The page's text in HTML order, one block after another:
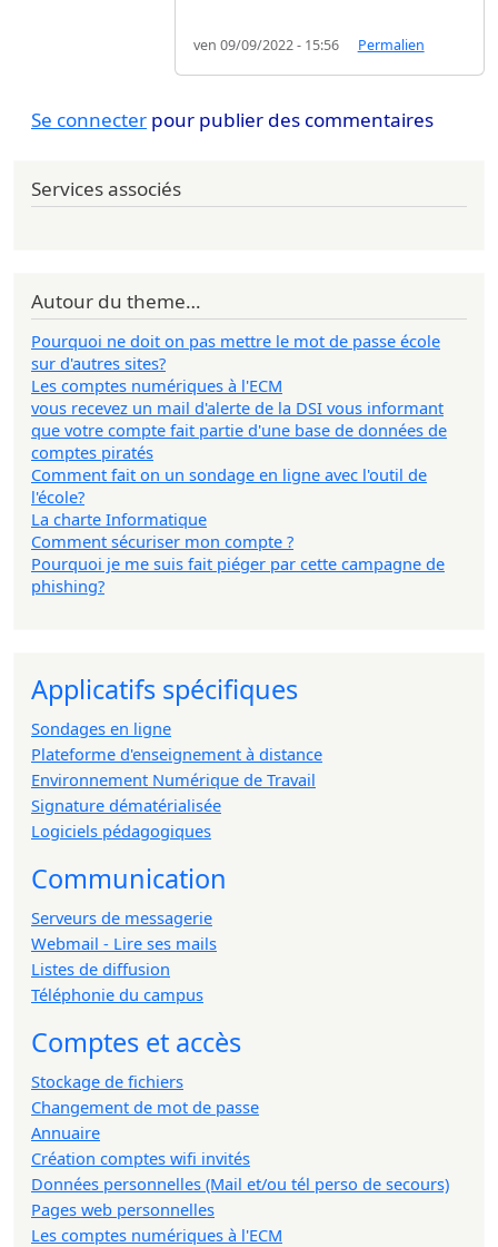
ven 09/09/2022 - 15:56 Permalien
Se connecter pour publier des commentaires
Services associés
Autour du theme…
Pourquoi ne doit on pas mettre le mot de passe école
sur d'autres sites?
Les comptes numériques à l'ECM
vous recevez un mail d'alerte de la DSI vous informant
que votre compte fait partie d'une base de données de
comptes piratés
Comment fait on un sondage en ligne avec l'outil de
l'école?
La charte Informatique
Comment sécuriser mon compte ?
Pourquoi je me suis fait piéger par cette campagne de
phishing?
Applicatifs spécifiques
Sondages en ligne
Plateforme d'enseignement à distance
Environnement Numérique de Travail
Signature dématérialisée
Logiciels pédagogiques
Communication
Serveurs de messagerie
Webmail - Lire ses mails
Listes de diffusion
Téléphonie du campus
Comptes et accès
Stockage de fichiers
Changement de mot de passe
Annuaire
Création comptes wifi invités
Données personnelles (Mail et/ou tél perso de secours)
Pages web personnelles
Les comptes numériques à l'ECM